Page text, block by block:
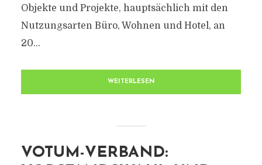
Objekte und Projekte, hauptsächlich mit den
Nutzungsarten Büro, Wohnen und Hotel, an
20...
WEITERLESEN
VOTUM-VERBAND: